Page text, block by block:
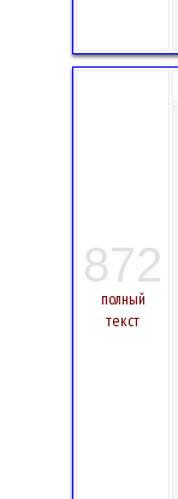
872
полный
текст